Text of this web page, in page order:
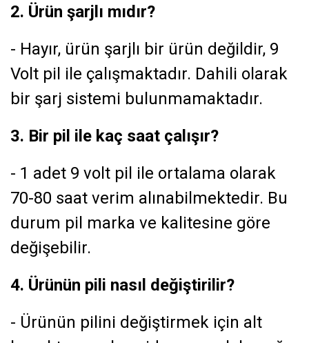
2. Ürün şarjlı mıdır?
- Hayır, ürün şarjlı bir ürün değildir, 9
Volt pil ile çalışmaktadır. Dahili olarak
bir şarj sistemi bulunmamaktadır.
3. Bir pil ile kaç saat çalışır?
- 1 adet 9 volt pil ile ortalama olarak
70-80 saat verim alınabilmektedir. Bu
durum pil marka ve kalitesine göre
değişebilir.
4. Ürünün pili nasıl değiştirilir?
- Ürünün pilini değiştirmek için alt